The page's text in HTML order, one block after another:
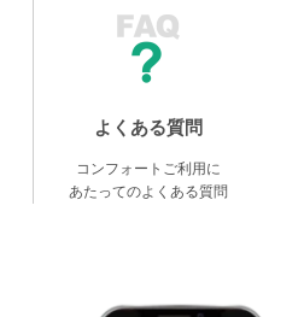
よくある質問
コンフォートご利用に
あたってのよくある質問